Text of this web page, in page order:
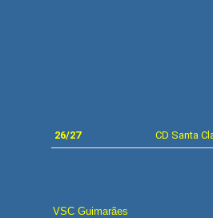
26/27 CD Santa
VSCGuimarães